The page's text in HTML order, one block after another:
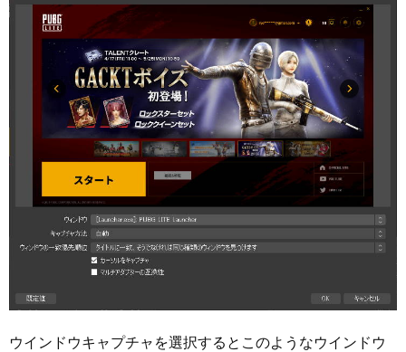
ウインドウキャプチャを選択するとこのようなウインドウ